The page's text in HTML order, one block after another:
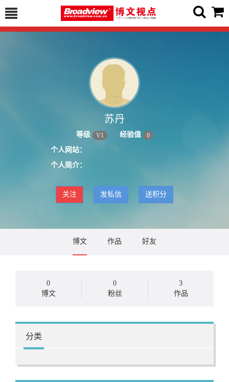
苏丹
等级 V1 经验值 0
个人网站：
个人简介：
关注 发私信 送积分
博文 作品 好友
0
博文
0
粉丝
3
作品
分类